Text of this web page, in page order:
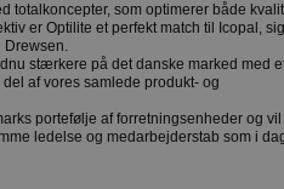
totalkoncepter, som optimerer både
er Optilite et perfekt match til Icopal,
Drewsen.
stærkere på det danske marked med
af vores samlede produkt- og
portefølje af forretningsenheder og vil
ledelse og medarbejderstab som i